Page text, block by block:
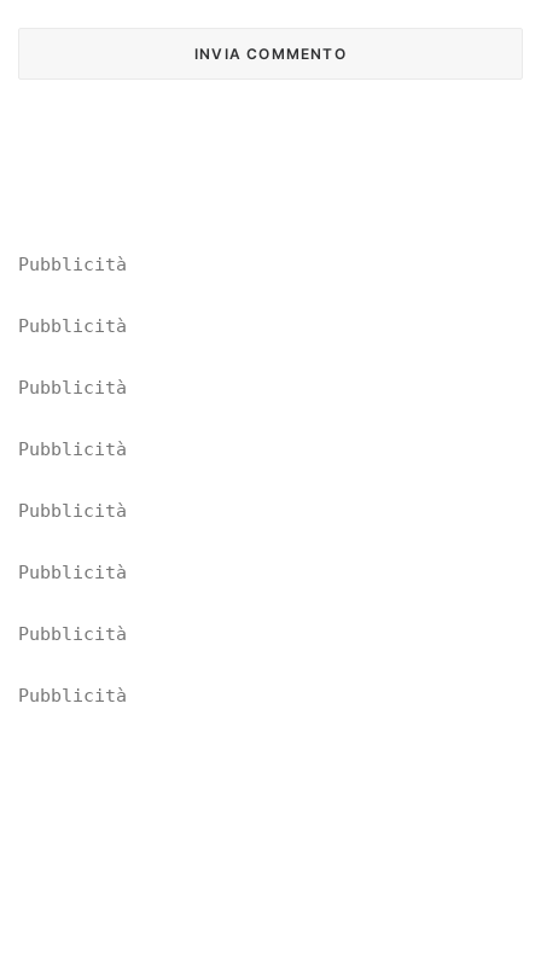
Pubblicità
Pubblicità
Pubblicità
Pubblicità
Pubblicità
Pubblicità
Pubblicità
Pubblicità